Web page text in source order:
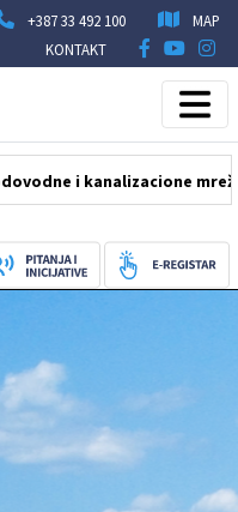
+387 33 492 100
MAP
KONTAKT
i kanalizacione mreže u ulici